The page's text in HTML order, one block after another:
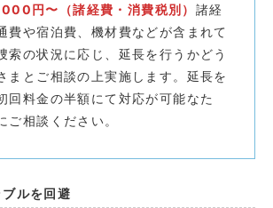
円〜（諸経費・消費税別） 諸経
費や宿泊費、機材費などが含まれて
索の状況に応じ、延長を行うかどう
まとご相談の上実施します。延長を
回料金の半額にて対応が可能なた
ご相談ください。
ルを回避️